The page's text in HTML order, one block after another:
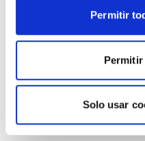
Permitir
Permitir
Solo usar